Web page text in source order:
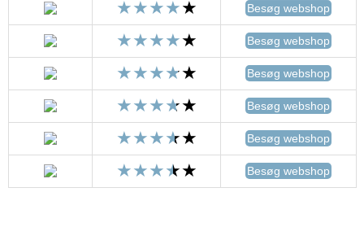
Besøg webshop
Besøg webshop
Besøg webshop
Besøg webshop
Besøg webshop
Besøg webshop